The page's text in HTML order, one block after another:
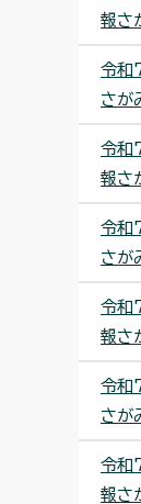
報さ
令和
さが
令
報さ
令和
さが
令
報さ
令和
さが
令
報さ